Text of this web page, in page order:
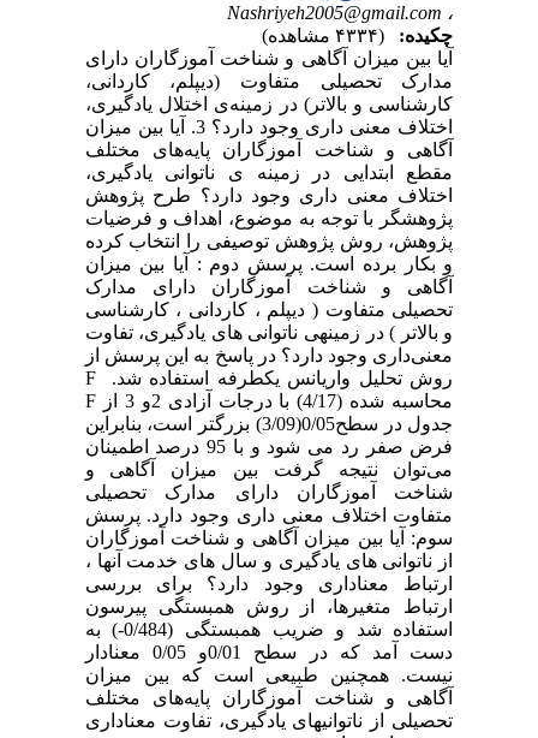
، Nashriyeh2005@gmail.com
چکیده:
(۴۳۳۴ مشاهده)
آیا بین میزان آگاهی و شناخت آموزگاران دارای
مدارک تحصیلی متفاوت (دیپلم‌، کاردانی‌،
کارشناسی و بالاتر) در زمینه‌ی اختلال یادگیری‌،
اختلاف معنی داری وجود دارد؟ 3. آیا بین میزان
آگاهی و شناخت آموزگاران پایه‌های مختلف
مقطع ابتدایی در زمینه ی ناتوانی یادگیری‌،
اختلاف معنی داری ‌وجود دارد؟ طرح پژوهش
پژوهشگر با توجه به موضوع‌، اهداف و فرضیات
پژوهش‌، روش پژوهش توصیفی را انتخاب کرده
و بکار برده است‌. پرسش دوم : آیا بین میزان
آگاهی و شناخت آموزگاران دارای مدارک
تحصیلی متفاوت ( دیپلم ‌، کاردانی ، کارشناسی
و بالاتر ) در زمینهی ناتوانی های یادگیری‌، تفاوت
معنی‌داری وجود دارد؟ در پاسخ به این پرسش از
روش تحلیل واریانس یکطرفه استفاده شد. F
محاسبه شده (4/17) با درجات آزادی 2و 3 از F
جدول در سطح0/05(3/09) بزرگتر است‌، بنابراین
فرض صفر رد می شود و با 95 درصد اطمینان
می‌توان نتیجه گرفت بین میزان آگاهی و
شناخت آموزگاران دارای مدارک تحصیلی
متفاوت اختلاف معنی داری وجود دارد. پرسش
سوم‌: آیا بین میزان آگاهی و شناخت آموزگاران
از ناتوانی های یادگیری و سال های خدمت آنها ‌،
ارتباط معناداری وجود دارد؟ برای بررسی
ارتباط متغیرها، از روش همبستگی پیرسون
استفاده شد و ضریب همبستگی (0/484-) به
دست آمد که ‌در سطح 0/01و 0/05 معنادار
نیست. همچنین طبیعی است که بین میزان
آگاهی و شناخت آموزگاران پایه‌های مختلف
تحصیلی از ناتوانیهای یادگیری‌، تفاوت‌ معناداری